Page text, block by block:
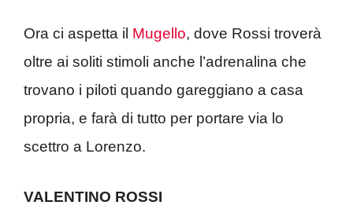
Ora ci aspetta il Mugello, dove Rossi troverà
oltre ai soliti stimoli anche l’adrenalina che
trovano i piloti quando gareggiano a casa
propria, e farà di tutto per portare via lo
scettro a Lorenzo.
VALENTINO ROSSI